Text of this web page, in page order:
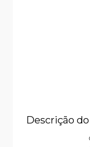
Descrição